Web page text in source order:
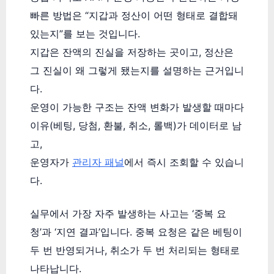
빠른 방법은 “지갑과 정산이 어떤 형태로 결합돼
있는지”를 보는 것입니다.
지갑은 잔액의 진실을 저장하는 곳이고, 정산은
그 진실이 왜 그렇게 됐는지를 설명하는 근거입니
다.
운영이 가능한 구조는 잔액 변화가 발생할 때마다
이유(베팅, 당첨, 환불, 취소, 롤백)가 데이터로 남
고,
운영자가 관리자 패널에서 즉시 조회할 수 있습니
다.
실무에서 가장 자주 발생하는 사고는 ‘중복 요
청’과 ‘지연 결과’입니다. 중복 요청은 같은 베팅이
두 번 반영되거나, 취소가 두 번 처리되는 형태로
나타납니다.